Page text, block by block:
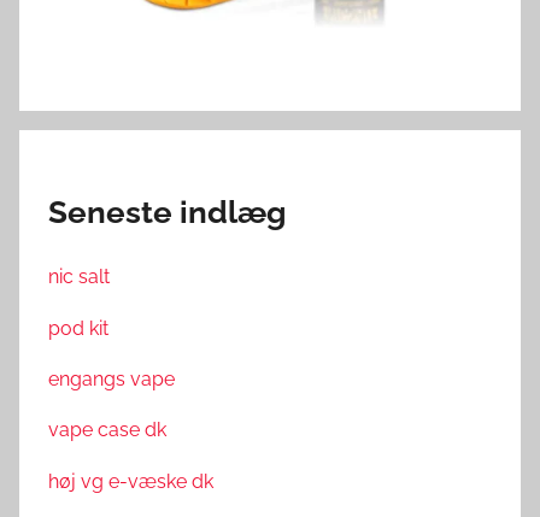
Seneste indlæg
nic salt
pod kit
engangs vape
vape case dk
høj vg e-væske dk